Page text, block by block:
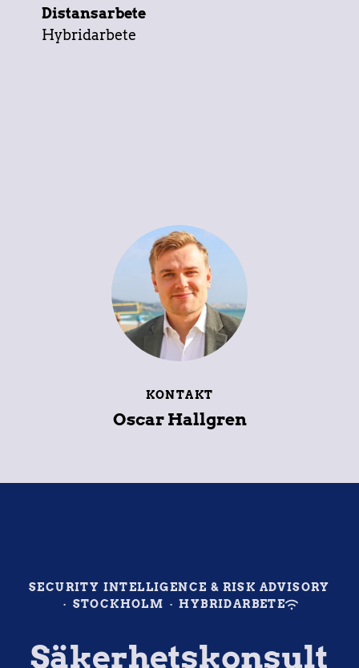
Distansarbete
Hybridarbete
KONTAKT
Oscar Hallgren
SECURITY INTELLIGENCE & RISK ADVISORY
· STOCKHOLM · HYBRIDARBETE
Säkerhetskonsult